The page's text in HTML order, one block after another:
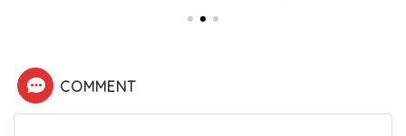
COMMENT